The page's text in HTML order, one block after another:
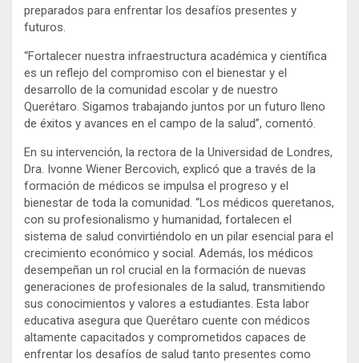
preparados para enfrentar los desafíos presentes y
futuros.
“Fortalecer nuestra infraestructura académica y científica
es un reflejo del compromiso con el bienestar y el
desarrollo de la comunidad escolar y de nuestro
Querétaro. Sigamos trabajando juntos por un futuro lleno
de éxitos y avances en el campo de la salud”, comentó.
En su intervención, la rectora de la Universidad de Londres,
Dra. Ivonne Wiener Bercovich, explicó que a través de la
formación de médicos se impulsa el progreso y el
bienestar de toda la comunidad. “Los médicos queretanos,
con su profesionalismo y humanidad, fortalecen el
sistema de salud convirtiéndolo en un pilar esencial para el
crecimiento económico y social. Además, los médicos
desempeñan un rol crucial en la formación de nuevas
generaciones de profesionales de la salud, transmitiendo
sus conocimientos y valores a estudiantes. Esta labor
educativa asegura que Querétaro cuente con médicos
altamente capacitados y comprometidos capaces de
enfrentar los desafíos de salud tanto presentes como